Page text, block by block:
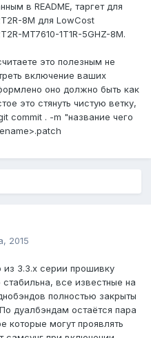
в README, таргет для
8M для LowCost
MT7610-1T1R-5GHZ-8M.
это полезным не
включение ваших
оно должно быть как
это стянуть чистую ветку,
commit . -m "название чего
2015
3.3.х серии прошивку
все известные на
полностью закрыты
дуалбэндам остаётся пара
которые могут проявлять